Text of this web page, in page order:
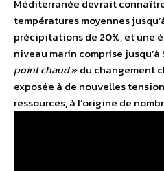
Méditerranée devrait
températures moyennes
précipitations de 20%, et une
niveau marin comprise
point chaud» du changement
exposée à de nouvelles
ressources, à l’origine de